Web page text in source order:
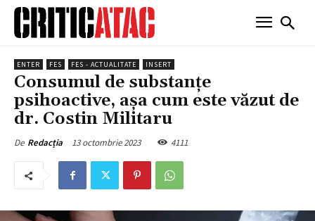
ENTER FES FES - ACTUALITATE INSERT
Consumul de substanţe
psihoactive, aşa cum este văzut de
dr. Costin Militaru
De Redacția 13 octombrie 2023 4111